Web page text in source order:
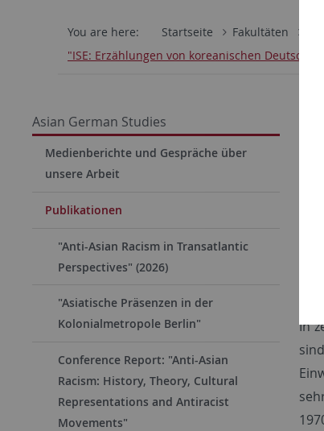
You are here: Startseite Fakultäten
"ISE: Erzählungen von koreanischen
Asian German Studies
Medienberichte und Gespräche über
unsere Arbeit
Publikationen
"Anti-Asian Racism in Transatlantic
Perspectives" (2026)
"Asiatische Präsenzen in der
Kolonialmetropole Berlin"
Conference Report: "Anti-Asian
Racism: History, Theory, Cultural
Representations and Antiracist
Movements"
In